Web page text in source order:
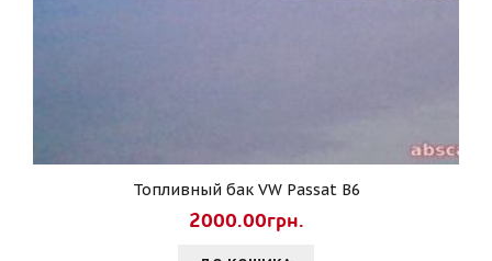
Топливный бак VW Passat B6
2000.00грн.